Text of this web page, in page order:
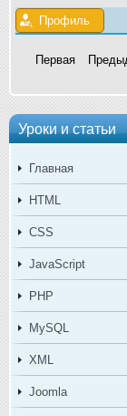
Уроки и статьи
Главная
HTML
CSS
JavaScript
PHP
MySQL
XML
Joomla
Профиль
Первая